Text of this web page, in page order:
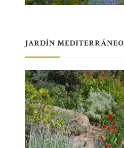
JARDÍN MEDITERRÁNEO